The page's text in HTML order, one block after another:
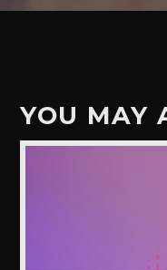
YOU MAY